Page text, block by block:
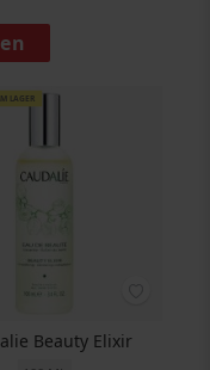
LAGER
Beauty Elixir